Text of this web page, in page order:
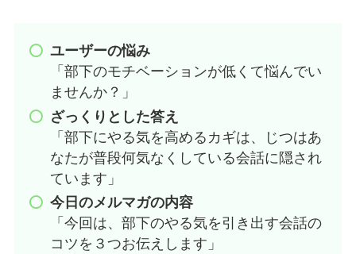
ユーザーの悩み
「部下のモチベーションが低くて悩んでい
ませんか？」
ざっくりとした答え
「部下にやる気を高めるカギは、じつはあ
なたが普段何気なくしている会話に隠され
ています」
今日のメルマガの内容
「今回は、部下のやる気を引き出す会話の
コツを３つお伝えします」